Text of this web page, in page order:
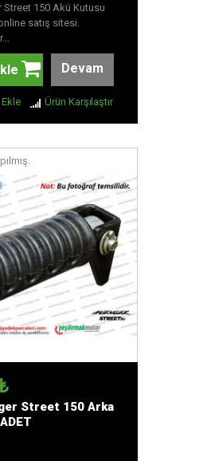
Street 150 Akü Kutusu
satış sitesi.
Devam
Ürün Karşılaştır
Street 150 Arka